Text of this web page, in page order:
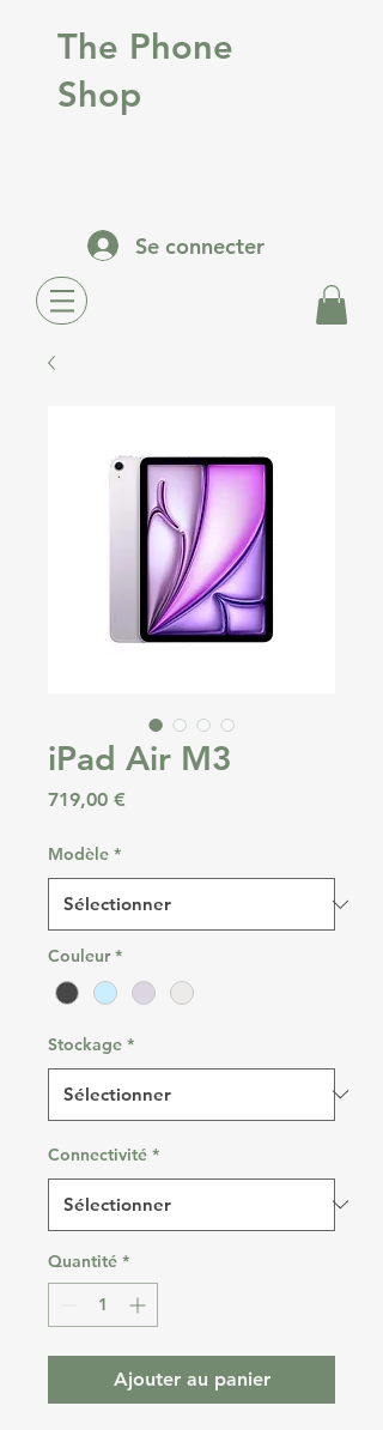
The Phone
Shop
Se connecter
iPad Air M3
719,00 €
Modèle *
Couleur *
Stockage *
Connectivité *
Quantité *
Ajouter au panier